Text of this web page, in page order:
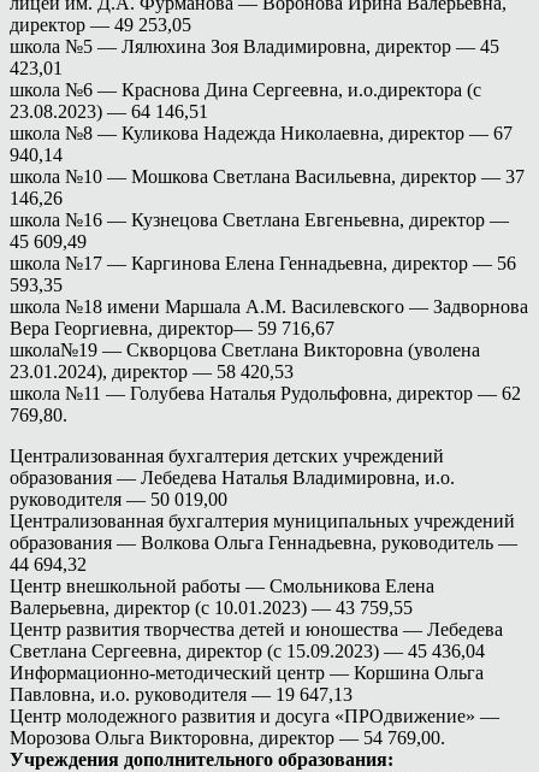
директор — 49 253,05
школа №5 — Лялюхина Зоя Владимировна, директор — 45
423,01
школа №6 — Краснова Дина Сергеевна, и.о.директора (с
23.08.2023) — 64 146,51
школа №8 — Куликова Надежда Николаевна, директор — 67
940,14
школа №10 — Мошкова Светлана Васильевна, директор — 37
146,26
школа №16 — Кузнецова Светлана Евгеньевна, директор —
45 609,49
школа №17 — Каргинова Елена Геннадьевна, директор — 56
593,35
школа №18 имени Маршала А.М. Василевского — Задворнова
Вера Георгиевна, директор— 59 716,67
школа№19 — Скворцова Светлана Викторовна (уволена
23.01.2024), директор — 58 420,53
школа №11 — Голубева Наталья Рудольфовна, директор — 62
769,80.
Централизованная бухгалтерия детских учреждений
образования — Лебедева Наталья Владимировна, и.о.
руководителя — 50 019,00
Централизованная бухгалтерия муниципальных учреждений
образования — Волкова Ольга Геннадьевна, руководитель —
44 694,32
Центр внешкольной работы — Смольникова Елена
Валерьевна, директор (с 10.01.2023) — 43 759,55
Центр развития творчества детей и юношества — Лебедева
Светлана Сергеевна, директор (с 15.09.2023) — 45 436,04
Информационно-методический центр — Коршина Ольга
Павловна, и.о. руководителя — 19 647,13
Центр молодежного развития и досуга «ПРОдвижение» —
Морозова Ольга Викторовна, директор — 54 769,00.
Учреждения дополнительного образования: